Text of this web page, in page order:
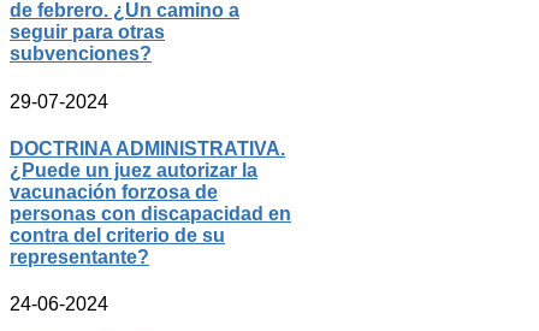
de febrero. ¿Un camino a
seguir para otras
subvenciones?
29-07-2024
DOCTRINA ADMINISTRATIVA.
¿Puede un juez autorizar la
vacunación forzosa de
personas con discapacidad en
contra del criterio de su
representante?
24-06-2024